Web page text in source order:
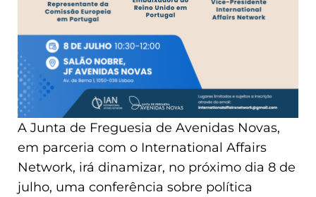
A Junta de Freguesia de Avenidas Novas,
em parceria com o International Affairs
Network, irá dinamizar, no próximo dia 8 de
julho, uma conferência sobre política